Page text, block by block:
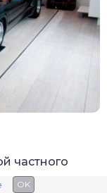
частного
OK